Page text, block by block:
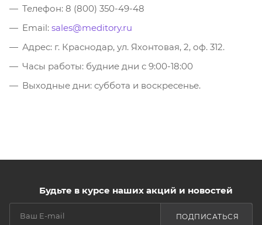
Телефон: 8 (800) 350-49-48
Email: sales@meditory.ru
Адрес: г. Краснодар, ул. Яхонтовая, 2, оф. 312.
Часы работы: будние дни с 9:00-18:00
Выходные дни: суббота и воскресенье.
Будьте в курсе наших акций и новостей
ПОДПИСАТЬСЯ